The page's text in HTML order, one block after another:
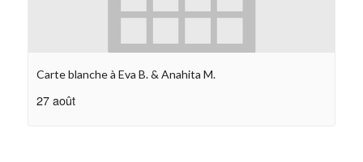
Carte blanche à Eva B. & Anahita M.
27 août